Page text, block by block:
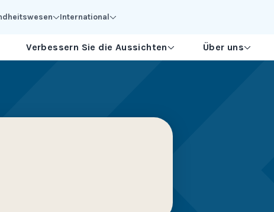
International
Verbessern Sie die Aussichten Über uns